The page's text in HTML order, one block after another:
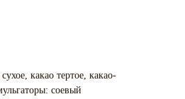
какао тертое, какао-
соевый